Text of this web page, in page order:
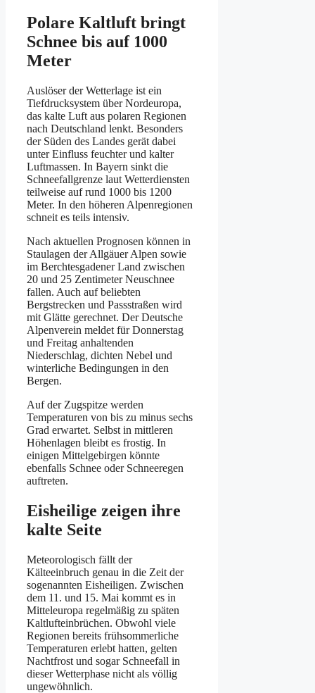
Polare Kaltluft bringt
Schnee bis auf 1000
Meter
Auslöser der Wetterlage ist ein
Tiefdrucksystem über Nordeuropa,
das kalte Luft aus polaren Regionen
nach Deutschland lenkt. Besonders
der Süden des Landes gerät dabei
unter Einfluss feuchter und kalter
Luftmassen. In Bayern sinkt die
Schneefallgrenze laut Wetterdiensten
teilweise auf rund 1000 bis 1200
Meter. In den höheren Alpenregionen
schneit es teils intensiv.
Nach aktuellen Prognosen können in
Staulagen der Allgäuer Alpen sowie
im Berchtesgadener Land zwischen
20 und 25 Zentimeter Neuschnee
fallen. Auch auf beliebten
Bergstrecken und Passstraßen wird
mit Glätte gerechnet. Der Deutsche
Alpenverein meldet für Donnerstag
und Freitag anhaltenden
Niederschlag, dichten Nebel und
winterliche Bedingungen in den
Bergen.
Auf der Zugspitze werden
Temperaturen von bis zu minus sechs
Grad erwartet. Selbst in mittleren
Höhenlagen bleibt es frostig. In
einigen Mittelgebirgen könnte
ebenfalls Schnee oder Schneeregen
auftreten.
Eisheilige zeigen ihre
kalte Seite
Meteorologisch fällt der
Kälteeinbruch genau in die Zeit der
sogenannten Eisheiligen. Zwischen
dem 11. und 15. Mai kommt es in
Mitteleuropa regelmäßig zu späten
Kaltlufteinbrüchen. Obwohl viele
Regionen bereits frühsommerliche
Temperaturen erlebt hatten, gelten
Nachtfrost und sogar Schneefall in
dieser Wetterphase nicht als völlig
ungewöhnlich.